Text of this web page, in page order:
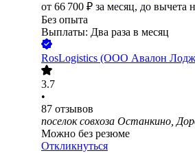
от 66 700 ₽ за месяц, до вычета
Без опыта
Выплаты: Два раза в месяц
RosLogistics (ООО Авалон
3.7
•
87 отзывов
поселок совхоза Останкино,
Можно без резюме
Откликнуться